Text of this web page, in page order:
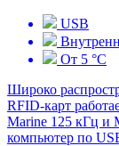
USB
От 5 °С
Широко
RFID-карт
Marine 125 кГц и
компьютер по